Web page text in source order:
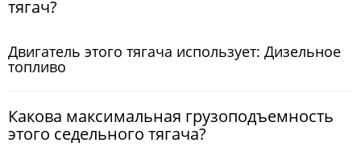
тягач?
Двигатель этого тягача использует: Дизельное
топливо
Какова максимальная грузоподъемность
этого седельного тягача?